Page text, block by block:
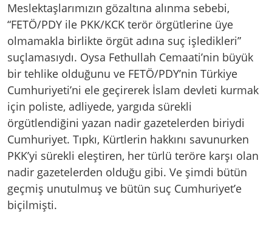
Meslektaşlarımızın gözaltına alınma sebebi,
“FETÖ/PDY ile PKK/KCK terör örgütlerine üye
olmamakla birlikte örgüt adına suç işledikleri”
suçlamasıydı. Oysa Fethullah Cemaati’nin büyük
bir tehlike olduğunu ve FETÖ/PDY’nin Türkiye
Cumhuriyeti’ni ele geçirerek İslam devleti kurmak
için poliste, adliyede, yargıda sürekli
örgütlendiğini yazan nadir gazetelerden biriydi
Cumhuriyet. Tıpkı, Kürtlerin hakkını savunurken
PKK’yi sürekli eleştiren, her türlü teröre karşı olan
nadir gazetelerden olduğu gibi. Ve şimdi bütün
geçmiş unutulmuş ve bütün suç Cumhuriyet’e
biçilmişti.